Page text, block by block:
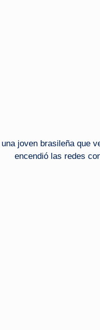
una joven brasileña que
encendió las redes